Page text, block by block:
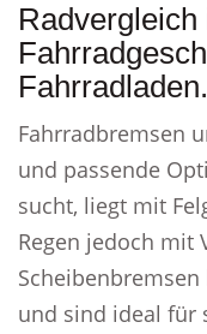
Radvergleich
Fahrradladen.
Fahrradbremsen
und passende
sucht, liegt mit
Regen jedoch mit
und sind ideal für